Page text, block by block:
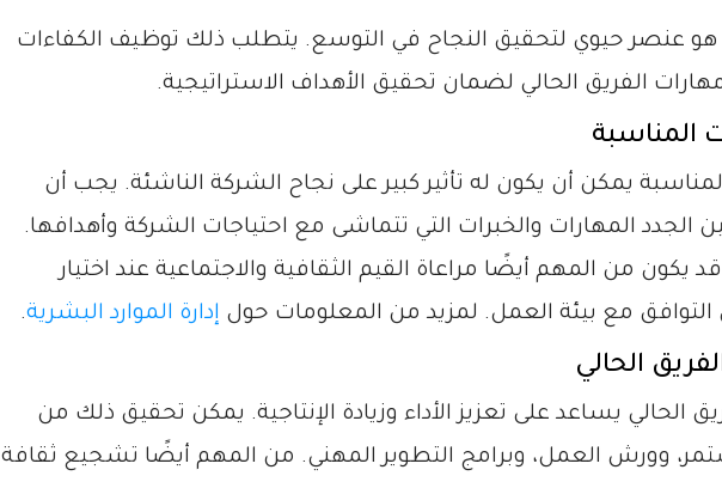
هو عنصر حيوي لتحقيق النجاح في التوسع. يتطلب ذلك توظيف الكفاءات
الفريق الحالي لضمان تحقيق الأهداف الاستراتيجية.
المناسبة
يمكن أن يكون له تأثير كبير على نجاح الشركة الناشئة. يجب أن
الجدد المهارات والخبرات التي تتماشى مع احتياجات الشركة وأهدافها.
يكون من المهم أيضًا مراعاة القيم الثقافية والاجتماعية عند اختيار
مع بيئة العمل. لمزيد من المعلومات حول إدارة الموارد البشرية.
الحالي
الحالي يساعد على تعزيز الأداء وزيادة الإنتاجية. يمكن تحقيق ذلك من
وورش العمل، وبرامج التطوير المهني. من المهم أيضًا تشجيع ثقافة